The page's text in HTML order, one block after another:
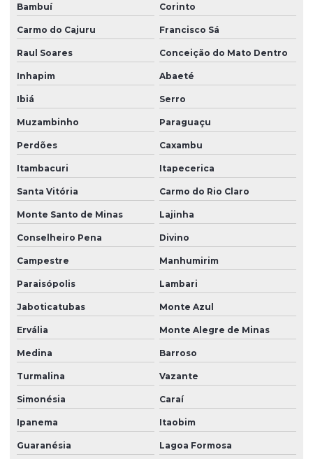
Bambuí Corinto
Carmo do Cajuru Francisco Sá
Raul Soares Conceição do Mato Dentro
Inhapim Abaeté
Ibiá Serro
Muzambinho Paraguaçu
Perdões Caxambu
Itambacuri Itapecerica
Santa Vitória Carmo do Rio Claro
Monte Santo de Minas Lajinha
Conselheiro Pena Divino
Campestre Manhumirim
Paraisópolis Lambari
Jaboticatubas Monte Azul
Ervália Monte Alegre de Minas
Medina Barroso
Turmalina Vazante
Simonésia Caraí
Ipanema Itaobim
Guaranésia Lagoa Formosa